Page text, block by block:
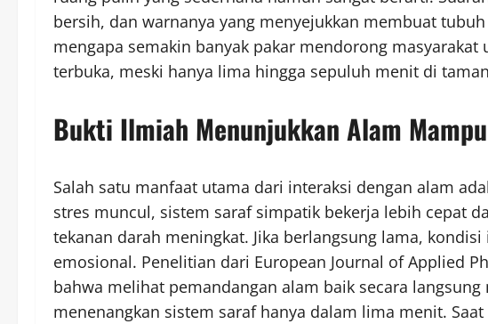
bersih, dan warnanya yang menyejukkan membuat
mengapa semakin banyak pakar mendorong masyarakat
terbuka, meski hanya lima hingga sepuluh menit di
Bukti Ilmiah Menunjukkan Alam
Salah satu manfaat utama dari interaksi dengan alam
stres muncul, sistem saraf simpatik bekerja lebih cepat
tekanan darah meningkat. Jika berlangsung lama,
emosional. Penelitian dari European Journal of Applied
bahwa melihat pemandangan alam baik secara
menenangkan sistem saraf hanya dalam lima menit.